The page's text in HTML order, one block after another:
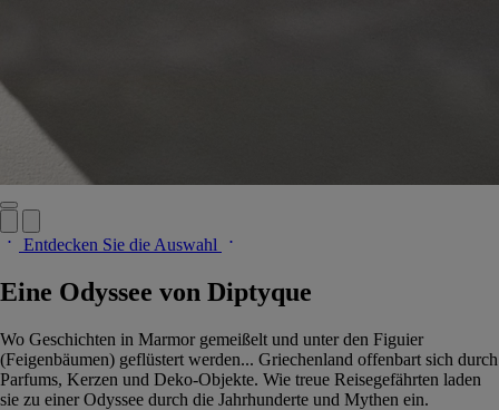
Entdecken Sie die Auswahl
Eine Odyssee von Diptyque
Wo Geschichten in Marmor gemeißelt und unter den Figuier
(Feigenbäumen) geflüstert werden... Griechenland offenbart sich durch
Parfums, Kerzen und Deko-Objekte. Wie treue Reisegefährten laden
sie zu einer Odyssee durch die Jahrhunderte und Mythen ein.